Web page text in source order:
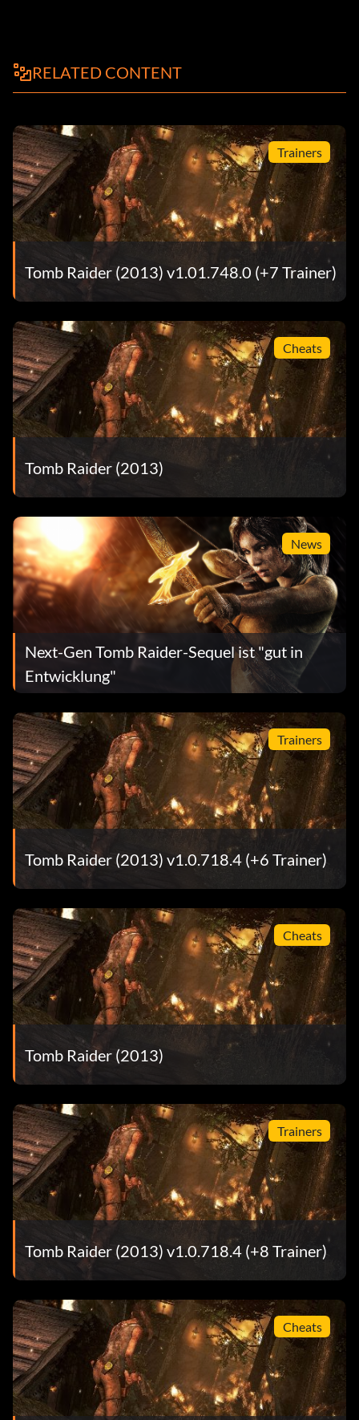
RELATED CONTENT
Trainers
Tomb Raider (2013) v1.01.748.0 (+7 Trainer)
Cheats
Tomb Raider (2013)
News
Next-Gen Tomb Raider-Sequel ist "gut in
Entwicklung"
Trainers
Tomb Raider (2013) v1.0.718.4 (+6 Trainer)
Cheats
Tomb Raider (2013)
Trainers
Tomb Raider (2013) v1.0.718.4 (+8 Trainer)
Cheats